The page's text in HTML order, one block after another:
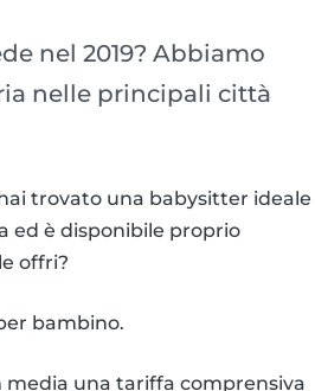
nel 2019? Abbiamo
nelle principali città
trovato una babysitter ideale
ed è disponibile proprio
offri?
bambino.
media una tariffa comprensiva